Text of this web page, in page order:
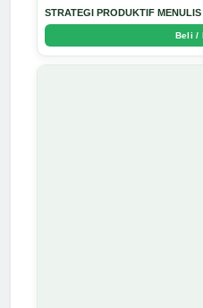
STRATEGI PRODUKTIF
Beli /